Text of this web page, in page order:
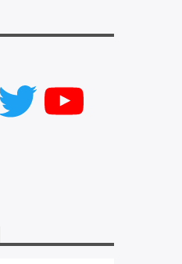
Twitter